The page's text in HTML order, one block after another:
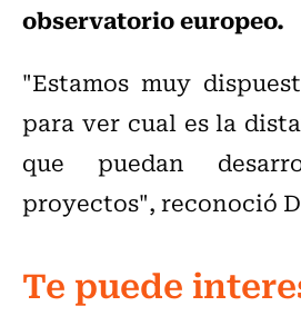
observatorio europeo.
"Estamos muy
para ver cual es la
que puedan
proyectos", reconoció
Te puede